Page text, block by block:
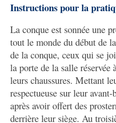
Instructions pour la
La conque est sonnée une
tout le monde du début de
de la conque, ceux qui se
la porte de la salle réservée
leurs chaussures. Mettant
respectueuse sur leur
après avoir offert des
derrière leur siège. Au